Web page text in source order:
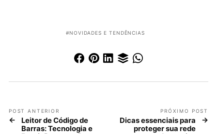
NOVIDADES E TENDÊNCIAS
POST ANTERIOR
Leitor de Código de
Barras: Tecnologia e
PRÓXIMO POST
Dicas essenciais para
proteger sua rede